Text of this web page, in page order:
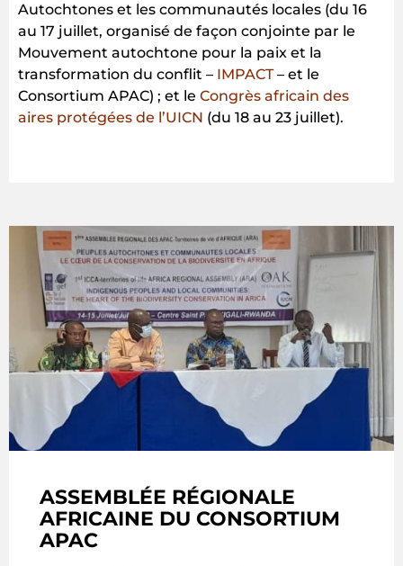
Autochtones et les communautés locales (du 16
au 17 juillet, organisé de façon conjointe par le
Mouvement autochtone pour la paix et la
transformation du conflit – IMPACT– et le
Consortium APAC) ; et le Congrès africain des
aires protégées de l’UICN (du 18 au 23 juillet).
ASSEMBLÉE RÉGIONALE
AFRICAINE DU CONSORTIUM
APAC